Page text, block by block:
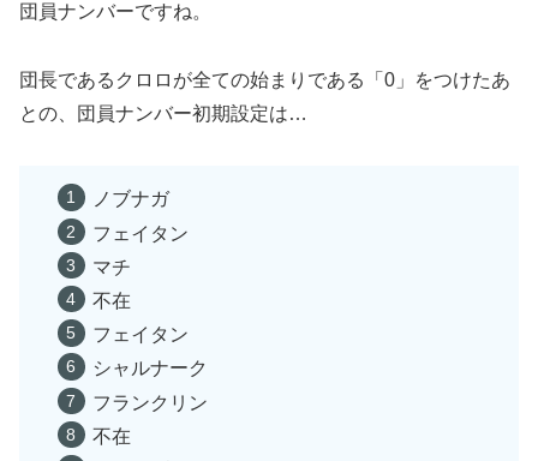
団員ナンバーですね。
団長であるクロロが全ての始まりである「0」をつけたあ
との、団員ナンバー初期設定は…
ノブナガ
フェイタン
マチ
不在
フェイタン
シャルナーク
フランクリン
不在